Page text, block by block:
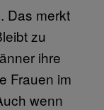
Das merkt
zu
ihre
Frauen im
wenn